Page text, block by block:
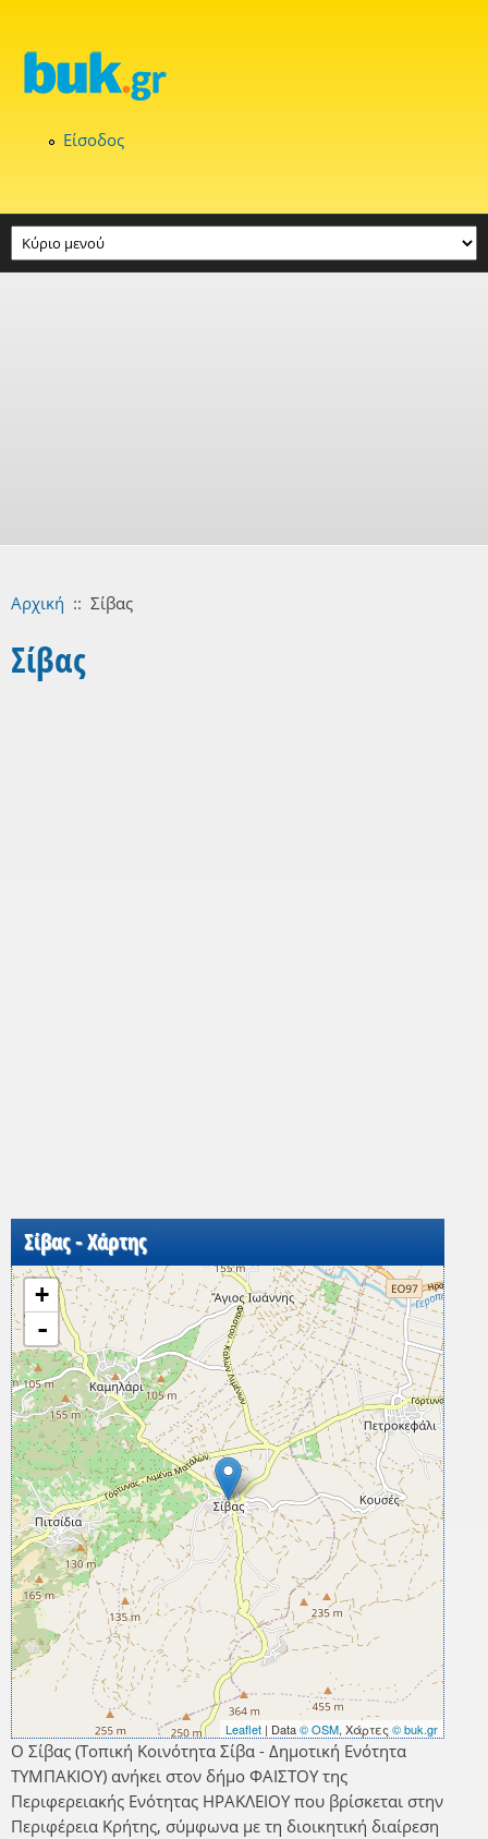
Είσοδος
Αρχική :: Σίβας
Σίβας
Σίβας - Χάρτης
+
-
Leaflet | Data© OSM, Χάρτες © buk.gr
Ο Σίβας (Τοπική Κοινότητα Σίβα - Δημοτική Ενότητα
ΤΥΜΠΑΚΙΟΥ) ανήκει στον δήμο ΦΑΙΣΤΟΥ της
Περιφερειακής Ενότητας ΗΡΑΚΛΕΙΟΥ που βρίσκεται στην
Περιφέρεια Κρήτης, σύμφωνα με τη διοικητική διαίρεση